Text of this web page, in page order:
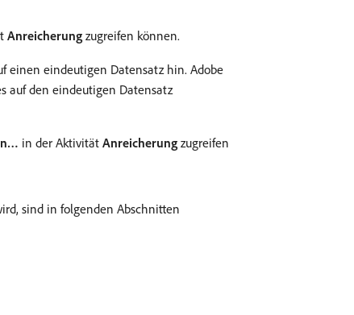
Anreicherung zugreifen können.
einen eindeutigen Datensatz hin. Adobe
auf den eindeutigen Datensatz
in der Aktivität Anreicherung zugreifen
sind in folgenden Abschnitten